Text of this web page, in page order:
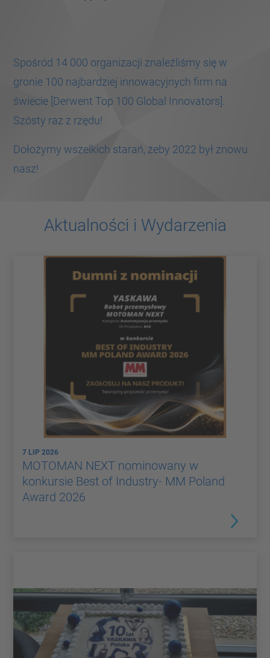
Spośród 14 000 organizacji znaleźliśmy się w
gronie 100 najbardziej innowacyjnych firm na
świecie [Derwent Top 100 Global Innovators].
Szósty raz z rzędu!
Dołożymy wszelkich starań, żeby 2022 był znowu
nasz!
Aktualności i Wydarzenia
7 LIP 2026
MOTOMAN NEXT nominowany w
konkursie Best of Industry- MM Poland
Award 2026